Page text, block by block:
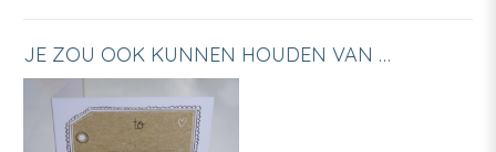
JE ZOU OOK KUNNEN HOUDEN VAN …